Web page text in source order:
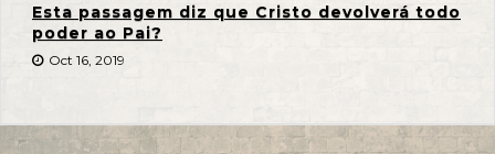
Esta passagem diz que Cristo devolverá todo
poder ao Pai?
Oct 16, 2019